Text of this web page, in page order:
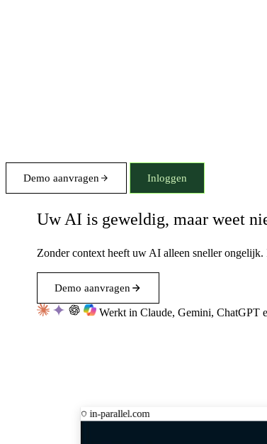
Demo aanvragen Inloggen
Uw AI is geweldig, maar weet
Zonder context heeft uw AI alleen sneller ongelijk.
Demo aanvragen
Werkt in Claude, Gemini, ChatGPT
in-parallel.com